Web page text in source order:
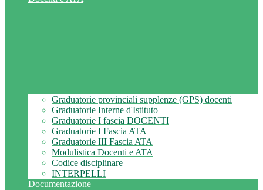
Graduatorie provinciali supplenze (GPS) docenti
Graduatorie Interne d'Istituto
Graduatorie I fascia DOCENTI
Graduatorie I Fascia ATA
Graduatorie III Fascia ATA
Modulistica Docenti e ATA
Codice disciplinare
INTERPELLI
Documentazione